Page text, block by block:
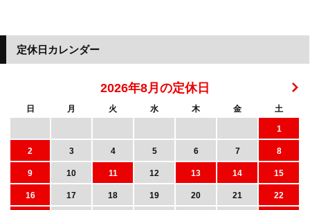
定休日カレンダー
2026年8月の定休日
日 月 火 水 木 金
土
1
2
3 4 5 6 7
8
9
10 11 12 13 14
15
16
17 18 19 20 21
22